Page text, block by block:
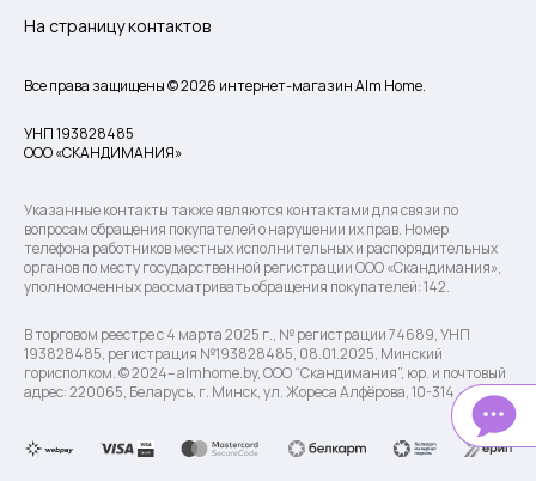
На страницу контактов
Все права защищены © 2026 интернет-магазин Alm Home.
УНП 193828485
ООО «СКАНДИМАНИЯ»
Указанные контакты также являются контактами для связи по
вопросам обращения покупателей о нарушении их прав. Номер
телефона работников местных исполнительных и распорядительных
органов по месту государственной регистрации ООО «Скандимания»,
уполномоченных рассматривать обращения покупателей: 142.
В торговом реестре с 4 марта 2025 г., № регистрации 74689, УНП
193828485, регистрация №193828485, 08.01.2025, Минский
горисполком. © 2024– almhome.by, ООО “Скандимания”, юр. и почтовый
адрес: 220065, Беларусь, г. Минск, ул. Жореса Алфёрова, 10-314